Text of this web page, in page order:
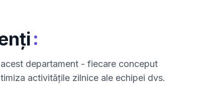
:
departament - fiecare conceput
activitățile zilnice ale echipei dvs.